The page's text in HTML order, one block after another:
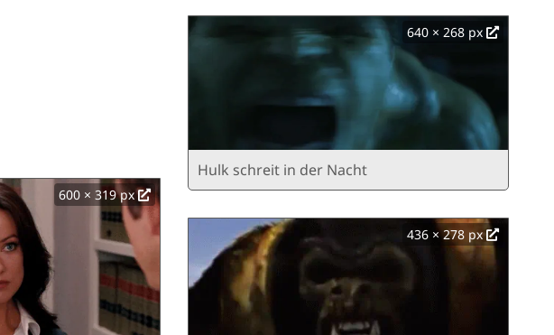
600 × 319 px
640 × 268 px
Hulk schreit in der Nacht
436 × 278 px